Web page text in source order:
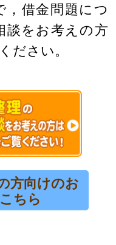
，借金問題につ
談をお考えの方
ださい。
方向けのお
ちら